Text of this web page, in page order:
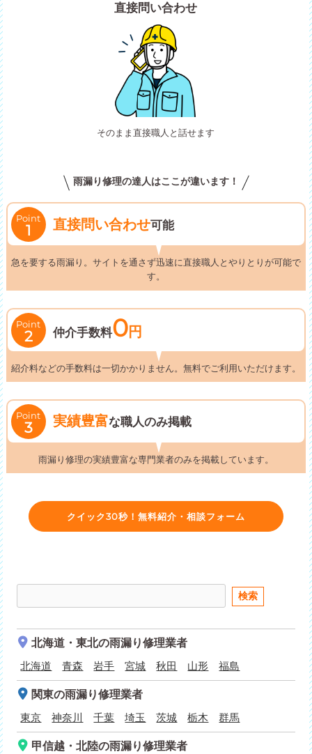
直接問い合わせ
そのまま直接職人と話せます
雨漏り修理の達人はここが違います！
Point
1 直接問い合わせ可能
急を要する雨漏り。サイトを通さず迅速に直接職人とやりとりが可能で
す。
Point
2 仲介手数料0円
紹介料などの手数料は一切かかりません。無料でご利用いただけます。
Point
3 実績豊富な職人のみ掲載
雨漏り修理の実績豊富な専門業者のみを掲載しています。
クイック30秒！無料紹介・相談フォーム
北海道・東北の雨漏り修理業者
北海道
青森 岩手 宮城 秋田 山形 福島
関東の雨漏り修理業者
東京
神奈川 千葉 埼玉 茨城 栃木 群馬
甲信越・北陸の雨漏り修理業者